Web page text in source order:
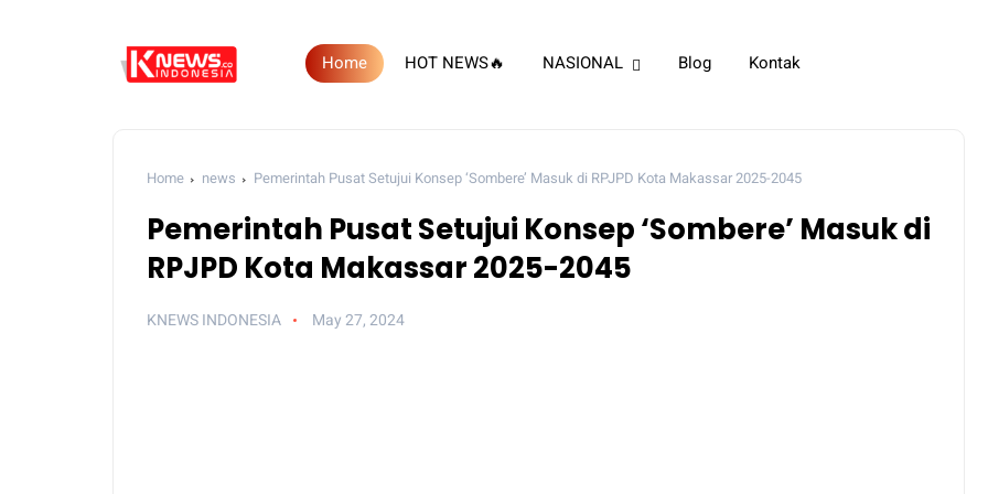
Home HOT NEWS🔥 NASIONAL Blog Kontak
Home news Pemerintah Pusat Setujui Konsep ‘Sombere’ Masuk di RPJPD Kota Makassar 2025-2045
Pemerintah Pusat Setujui Konsep ‘Sombere’ Masuk di
RPJPD Kota Makassar 2025-2045
KNEWS INDONESIA May 27, 2024